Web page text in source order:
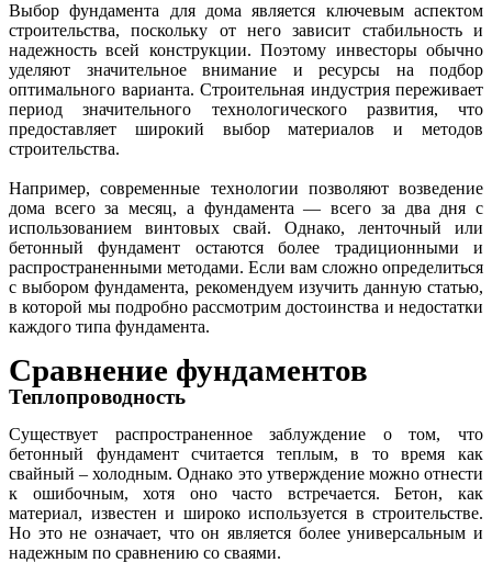
Выбор фундамента для дома является ключевым аспектом
строительства, поскольку от него зависит стабильность и
надежность всей конструкции. Поэтому инвесторы обычно
уделяют значительное внимание и ресурсы на подбор
оптимального варианта. Строительная индустрия переживает
период значительного технологического развития, что
предоставляет широкий выбор материалов и методов
строительства.
Например, современные технологии позволяют возведение
дома всего за месяц, а фундамента — всего за два дня с
использованием винтовых свай. Однако, ленточный или
бетонный фундамент остаются более традиционными и
распространенными методами. Если вам сложно определиться
с выбором фундамента, рекомендуем изучить данную статью,
в которой мы подробно рассмотрим достоинства и недостатки
каждого типа фундамента.
Сравнение фундаментов
Теплопроводность
Существует распространенное заблуждение о том, что
бетонный фундамент считается теплым, в то время как
свайный – холодным. Однако это утверждение можно отнести
к ошибочным, хотя оно часто встречается. Бетон, как
материал, известен и широко используется в строительстве.
Но это не означает, что он является более универсальным и
надежным по сравнению со сваями.